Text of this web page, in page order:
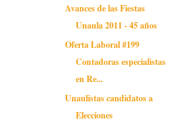
Avances de las Fiestas
Unaula 2011 - 45 años
Oferta Laboral #199
Contadoras especialistas
en Re...
Unaulistas candidatos a
Elecciones